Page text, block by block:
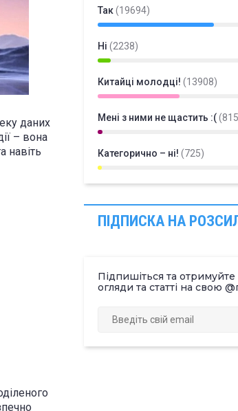
даних
– вона
навіть
Так(19694)
Ні (2238)
Китайці молодці! (13908)
Мені з ними не щастить :(
Категорично – ні! (725)
ПІДПИСКА НА
Підпишіться та отримуйте
огляди та статті на свою